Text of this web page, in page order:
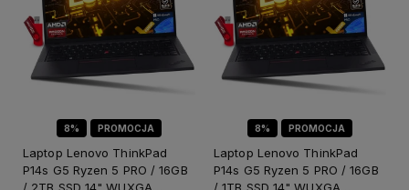
8% PROMOCJA
Laptop Lenovo ThinkPad
P14s G5 Ryzen 5 PRO / 16GB
/ 2TB SSD 14" WUXGA
8% PROMOCJA
Laptop Lenovo ThinkPad
P14s G5 Ryzen 5 PRO / 16GB
/ 1TB SSD 14" WUXGA